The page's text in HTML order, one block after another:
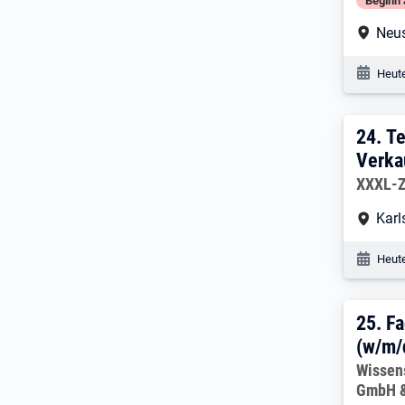
24.
24.
XXXL-
25.
25.
(w/
GmbH